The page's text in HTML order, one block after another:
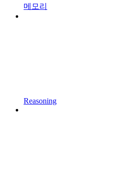
메모리
Reasoning